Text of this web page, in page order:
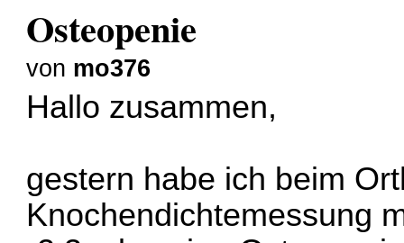
Osteopenie
von mo376
Hallo zusammen,
gestern habe ich beim
Knochendichtemessung